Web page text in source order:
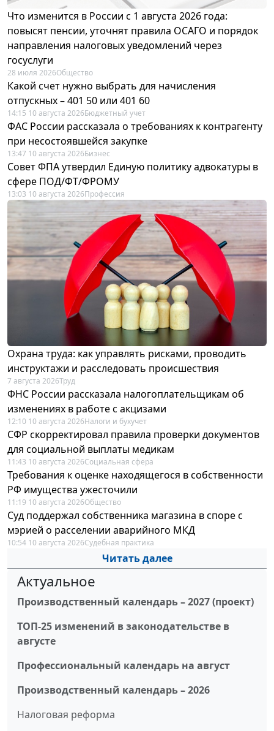
Что изменится в России с 1 августа 2026 года:
повысят пенсии, уточнят правила ОСАГО и порядок
направления налоговых уведомлений через
госуслуги
28 июля 2026Общество
Какой счет нужно выбрать для начисления
отпускных – 401 50 или 401 60
14:15 10 августа 2026Бюджетный учет
ФАС России рассказала о требованиях к контрагенту
при несостоявшейся закупке
13:47 10 августа 2026Бизнес
Совет ФПА утвердил Единую политику адвокатуры в
сфере ПОД/ФТ/ФРОМУ
13:03 10 августа 2026Профессия
Охрана труда: как управлять рисками, проводить
инструктажи и расследовать происшествия
7 августа 2026Труд
ФНС России рассказала налогоплательщикам об
изменениях в работе с акцизами
12:10 10 августа 2026Налоги и бухучет
СФР скорректировал правила проверки документов
для социальной выплаты медикам
11:43 10 августа 2026Социальная сфера
Требования к оценке находящегося в собственности
РФ имущества ужесточили
11:19 10 августа 2026Общество
Суд поддержал собственника магазина в споре с
мэрией о расселении аварийного МКД
10:54 10 августа 2026Судебная практика
Читать далее
Актуальное
Производственный календарь – 2027 (проект)
ТОП-25 изменений в законодательстве в
августе
Профессиональный календарь на август
Производственный календарь – 2026
Налоговая реформа